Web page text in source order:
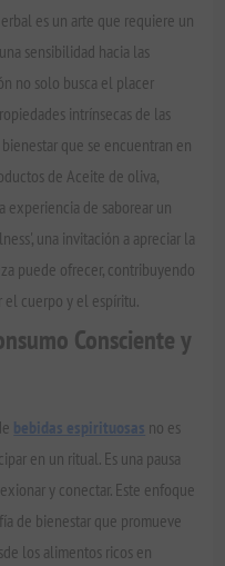
es un arte que requiere un
sensibilidad hacia las
no solo busca el placer
intrínsecas de las
que se encuentran en
de Aceite de oliva,
experiencia de saborear un
una invitación a apreciar la
puede ofrecer, contribuyendo
cuerpo y el espíritu.
Consciente y
bebidas espirituosas no es
en un ritual. Es una pausa
y conectar. Este enfoque
de bienestar que promueve
los alimentos ricos en